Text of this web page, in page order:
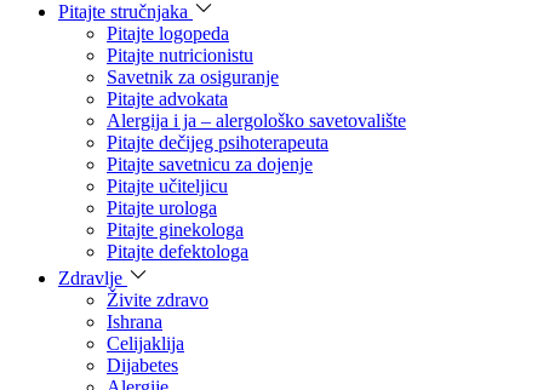
Pitajte stručnjaka
Pitajte logopeda
Pitajte nutricionistu
Savetnik za osiguranje
Pitajte advokata
Alergija i ja – alergološko savetovalište
Pitajte dečijeg psihoterapeuta
Pitajte savetnicu za dojenje
Pitajte učiteljicu
Pitajte urologa
Pitajte ginekologa
Pitajte defektologa
Zdravlje
Živite zdravo
Ishrana
Celijaklija
Dijabetes